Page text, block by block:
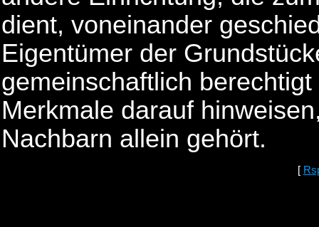
dient, voneinander
Eigentümer der
gemeinschaftlich
Merkmale darauf
Nachbarn allein gehört.
[